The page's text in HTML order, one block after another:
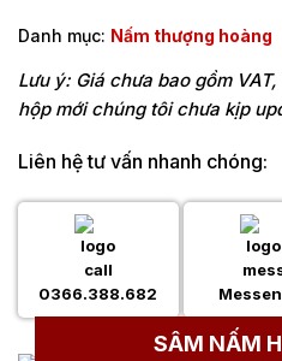
Danh mục: Nấm thượng hoàng
Lưu ý: Giá chưa bao gồm
hộp mới chúng tôi chưa kịp
Liên hệ tư vấn nhanh chóng:
0366.388.682
SÂM NẤM